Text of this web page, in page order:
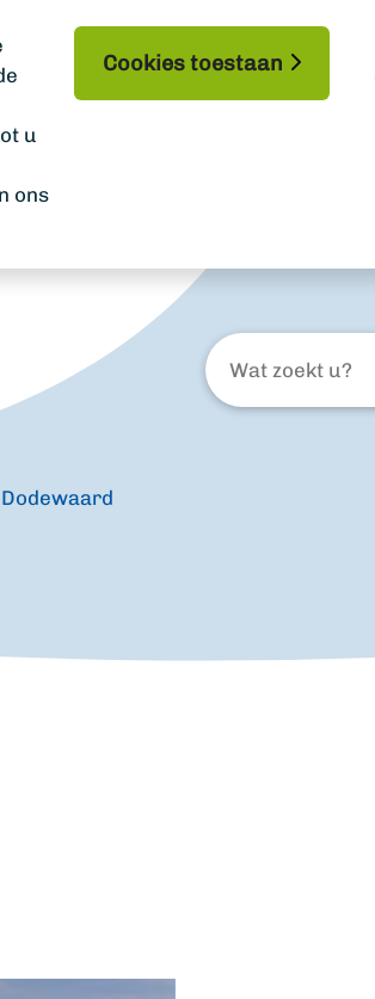
u
ons
Cookies toestaan
Wat
zoekt
u?